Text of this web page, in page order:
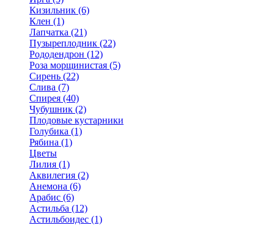
Кизильник (6)
Клен (1)
Лапчатка (21)
Пузыреплодник (22)
Рододендрон (12)
Роза морщинистая (5)
Сирень (22)
Слива (7)
Спирея (40)
Чубушник (2)
Плодовые кустарники
Голубика (1)
Рябина (1)
Цветы
Лилия (1)
Аквилегия (2)
Анемона (6)
Арабис (6)
Астильба (12)
Астильбоидес (1)